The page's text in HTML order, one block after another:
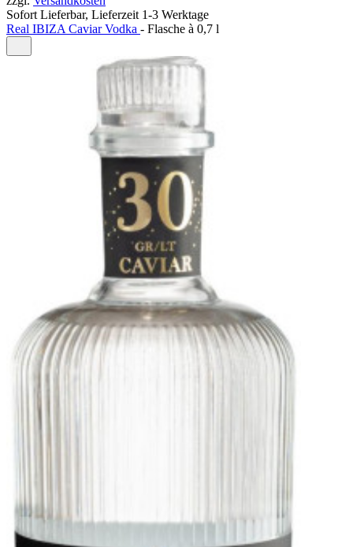
Sofort Lieferbar, Lieferzeit 1-3 Werktage
Real IBIZA Caviar Vodka - Flasche à 0,7 l